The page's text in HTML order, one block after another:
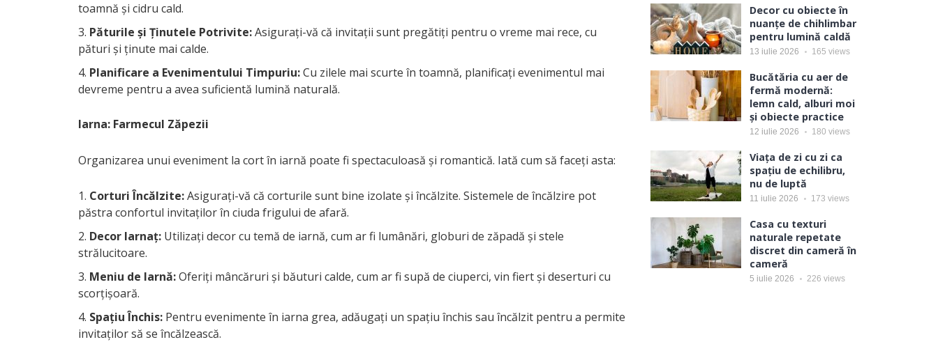
toamnă și cidru cald.
Păturile și Ținutele Potrivite:Asigurați-vă că invitații sunt pregătiți pentru o vreme mai rece, cu
pături și ținute mai calde.
Planificare a Evenimentului Timpuriu:Cu zilele mai scurte în toamnă, planificați evenimentul mai
devreme pentru a avea suficientă lumină naturală.
Iarna: Farmecul Zăpezii
Organizarea unui eveniment la cort în iarnă poate fi spectaculoasă și romantică. Iată cum să faceți asta:
Corturi Încălzite:Asigurați-vă că corturile sunt bine izolate și încălzite. Sistemele de încălzire pot
păstra confortul invitaților în ciuda frigului de afară.
Decor Iarnaț: Utilizați decor cu temă de iarnă, cum ar fi lumânări, globuri de zăpadă și stele
strălucitoare.
Meniu de Iarnă:Oferiți mâncăruri și băuturi calde, cum ar fi supă de ciuperci, vin fiert și deserturi cu
scorțișoară.
Spațiu Închis: Pentru evenimente în iarna grea, adăugați un spațiu închis sau încălzit pentru a permite
invitaților să se încălzească.
Decor cu obiecte în
nuanțe de chihlimbar
pentru lumină caldă
13 iulie 2026 165 views
Bucătăria cu aer de
fermă modernă:
lemn cald, alburi moi
și obiecte practice
12 iulie 2026 180 views
Viața de zi cu zi ca
spațiu de echilibru,
nu de luptă
11 iulie 2026 173 views
Casa cu texturi
naturale repetate
discret din cameră în
cameră
5 iulie 2026 226 views